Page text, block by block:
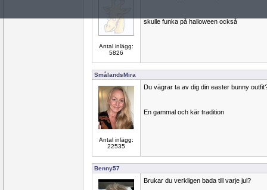
Antal inlägg:
5826
skulle funka på halloween också
SmålandsMira
Antal inlägg:
22535
Du vägrar ta av dig din easter bunny
En gammal och kär tradition
Benny57
Brukar du verkligen bada till varje jul?